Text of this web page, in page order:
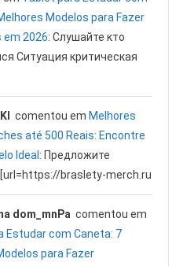
Modelos para Fazer
em 2026: Слушайте кто
Ситуация критическая
comentou em Melhores
até 500 Reais: Encontre
Ideal : Предложите
braslety-merch.ru
dom_mnPa comentou em
Estudar com Caneta: 7
para Fazer